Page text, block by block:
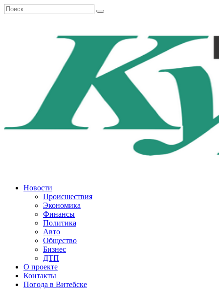
Перейти
к
Search
for:
Новости
Происшествия
Экономика
Финансы
Политика
Авто
Общество
Бизнес
ДТП
О проекте
Контакты
Погода в Витебске